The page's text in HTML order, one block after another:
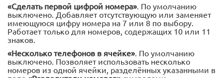
«Сделать первой цифрой номера» . По умолчанию
выключено. Добавляет отсутствующую или заменяет
имеющуюся цифру номера на 7 или 8 по выбору.
Работает только для номеров, содержащих 10 или 11
знаков.
«Несколько телефонов в ячейке» . По умолчанию
выключено. Позволяет использовать несколько
номеров из одной ячейки, разделённых указанными в